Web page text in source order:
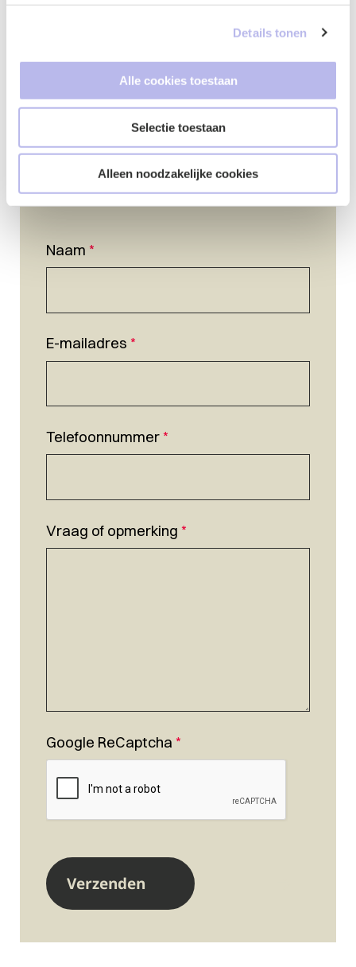
Details tonen
Alle cookies toestaan
Selectie toestaan
Alleen noodzakelijke cookies
Naam *
E-mailadres *
Telefoonnummer*
Vraag of opmerking *
Google ReCaptcha *